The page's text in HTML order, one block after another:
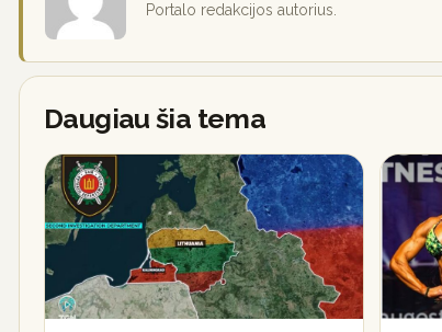
Portalo redakcijos autorius.
Daugiau šia tema